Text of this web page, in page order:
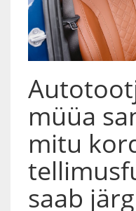
müüa
mitu
saab